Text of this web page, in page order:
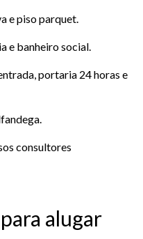
e piso parquet.
e banheiro social.
portaria 24 horas e
consultores
alugar